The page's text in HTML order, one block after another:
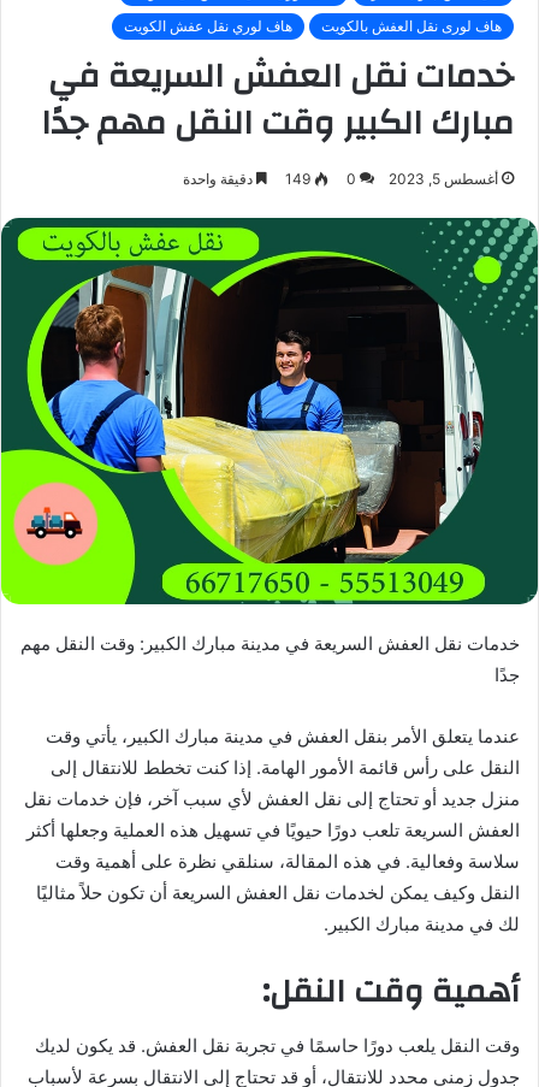
هاف لورى نقل العفش بالكويت
هاف لوري نقل عفش الكويت
خدمات نقل العفش السريعة في
مبارك الكبير وقت النقل مهم جدًا
أغسطس 5, 2023 0
149 دقيقة واحدة
خدمات نقل العفش السريعة في مدينة مبارك الكبير: وقت النقل مهم
جدًا
عندما يتعلق الأمر بنقل العفش في مدينة مبارك الكبير، يأتي وقت
النقل على رأس قائمة الأمور الهامة. إذا كنت تخطط للانتقال إلى
منزل جديد أو تحتاج إلى نقل العفش لأي سبب آخر، فإن خدمات نقل
العفش السريعة تلعب دورًا حيويًا في تسهيل هذه العملية وجعلها أكثر
سلاسة وفعالية. في هذه المقالة، سنلقي نظرة على أهمية وقت
النقل وكيف يمكن لخدمات نقل العفش السريعة أن تكون حلاً مثاليًا
لك في مدينة مبارك الكبير.
أهمية وقت النقل:
وقت النقل يلعب دورًا حاسمًا في تجربة نقل العفش. قد يكون لديك
جدول زمني محدد للانتقال، أو قد تحتاج إلى الانتقال بسرعة لأسباب